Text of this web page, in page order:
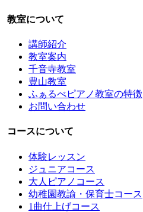
教室について
講師紹介
教室案内
千音寺教室
豊山教室
ふぁるべピアノ教室の特徴
お問い合わせ
コースについて
体験レッスン
ジュニアコース
大人ピアノコース
幼稚園教諭・保育士コース
1曲仕上げコース